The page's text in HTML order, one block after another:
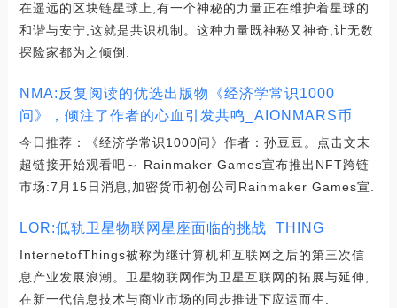
在遥远的区块链星球上,有一个神秘的力量正在维护着星球的
和谐与安宁,这就是共识机制。这种力量既神秘又神奇,让无数
探险家都为之倾倒.
NMA:反复阅读的优选出版物《经济学常识1000
问》，倾注了作者的心血引发共鸣_AIONMARS币
今日推荐：《经济学常识1000问》作者：孙豆豆。点击文末
超链接开始观看吧～ Rainmaker Games宣布推出NFT跨链
市场:7月15日消息,加密货币初创公司Rainmaker Games宣.
LOR:低轨卫星物联网星座面临的挑战_THING
InternetofThings被称为继计算机和互联网之后的第三次信
息产业发展浪潮。卫星物联网作为卫星互联网的拓展与延伸,
在新一代信息技术与商业市场的同步推进下应运而生.